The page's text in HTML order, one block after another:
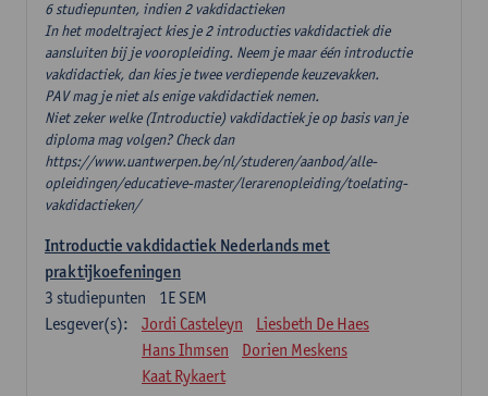
6 studiepunten, indien 2 vakdidactieken
In het modeltraject kies je 2 introducties vakdidactiek die
aansluiten bij je vooropleiding. Neem je maar één introductie
vakdidactiek, dan kies je twee verdiepende keuzevakken.
PAV mag je niet als enige vakdidactiek nemen.
Niet zeker welke (Introductie) vakdidactiek je op basis van je
diploma mag volgen? Check dan
https://www.uantwerpen.be/nl/studeren/aanbod/alle-
opleidingen/educatieve-master/lerarenopleiding/toelating-
vakdidactieken/
Introductie vakdidactiek Nederlands met
praktijkoefeningen
1E SEM
3 studiepunten
Lesgever(s):
Jordi Casteleyn
Liesbeth De Haes
Hans Ihmsen
Dorien Meskens
Kaat Rykaert